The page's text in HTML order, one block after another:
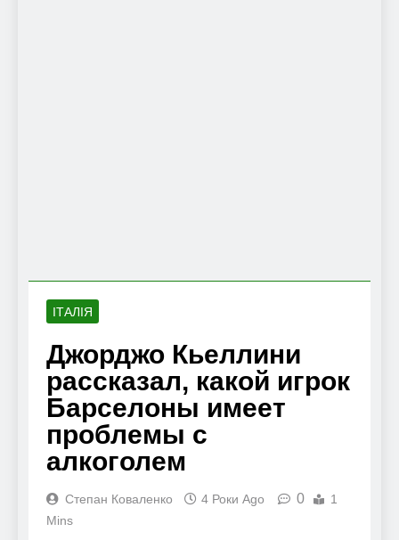
ІТАЛІЯ
Джорджо Кьеллини
рассказал, какой игрок
Барселоны имеет
проблемы с
алкоголем
Степан Коваленко 4 Роки Ago 0
1
Mins